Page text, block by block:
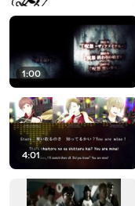
1:00
4:01